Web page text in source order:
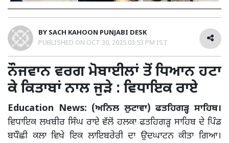
BY SACH KAHOON PUNJABI DESK
PUBLISHED ON OCT 30, 2025 03:53 PM IST
ਨੌਜਵਾਨ ਵਰਗ ਮੋਬਾਈਲਾਂ ਤੋਂ ਧਿਆਨ ਹਟਾ
ਕੇ ਕਿਤਾਬਾਂ ਨਾਲ ਜੁੜੇ : ਵਿਧਾਇਕ ਰਾਏ
Education News: (ਅਨਿਲ ਲੁਟਾਵਾ) ਫਤਹਿਗੜ੍ਹ ਸਾਹਿਬ।
ਵਿਧਾਇਕ ਲਖਬੀਰ ਸਿੰਘ ਰਾਏ ਵੱਲੋਂ ਹਲਕਾ ਫਤਹਿਗੜ੍ਹ ਸਾਹਿਬ ਦੇ ਪਿੰਡ
ਬਧੌਛੀ ਕਲਾ ਵਿਖੇ ਇਕ ਲਾਇਬਰੇਰੀ ਦਾ ਉਦਘਾਟਨ ਕੀਤਾ ਗਿਆ।